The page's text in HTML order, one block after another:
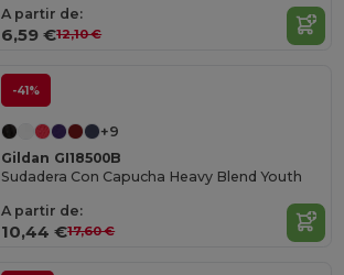
A partir de:
6,59 €12,10 €
-41%
+9
Gildan GI18500B
Sudadera Con Capucha Heavy Blend Youth
A partir de:
10,44 €17,60 €